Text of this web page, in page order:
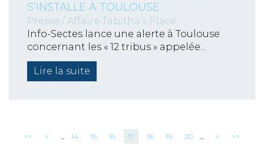
S’INSTALLE À TOULOUSE
Presse / Affaire Tabitha’s Place
Info-Sectes lance une alerte à Toulouse
concernant les « 12 tribus » appelée...
Lire la suite
<< < ... 14 15 16 17 18 19 20 ... > >>